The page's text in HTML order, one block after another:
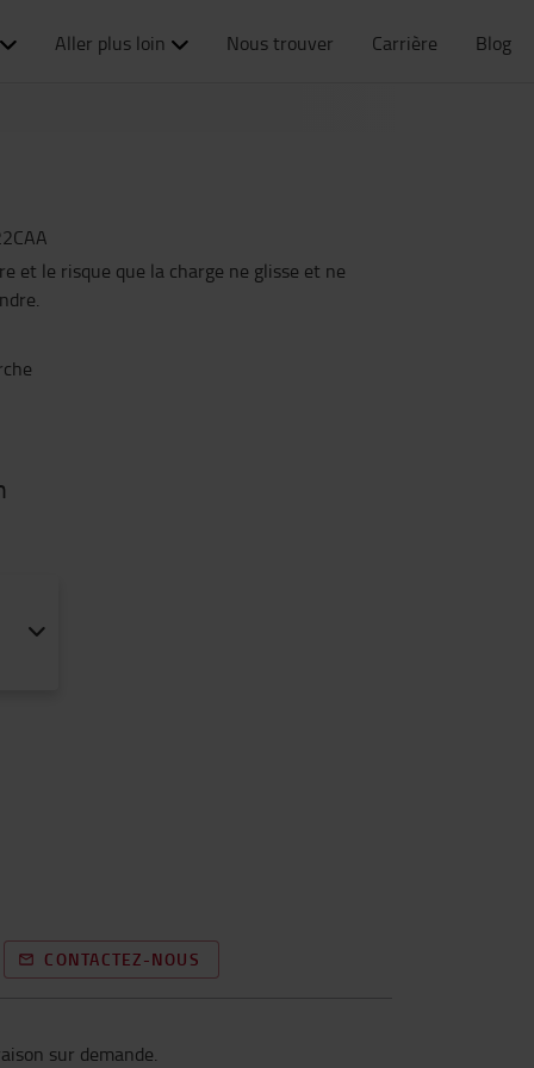
Aller plus loin Nous trouver Carrière Blog
et le risque que la charge ne glisse et ne
CONTACTEZ-NOUS
sur demande.